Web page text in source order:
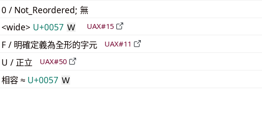
0 / Not_Reordered; 無
<wide> U+0057 W UAX#15
F / 明確定義為全形的字元 UAX#11
U / 正立 UAX#50
相容 ≈ U+0057 W